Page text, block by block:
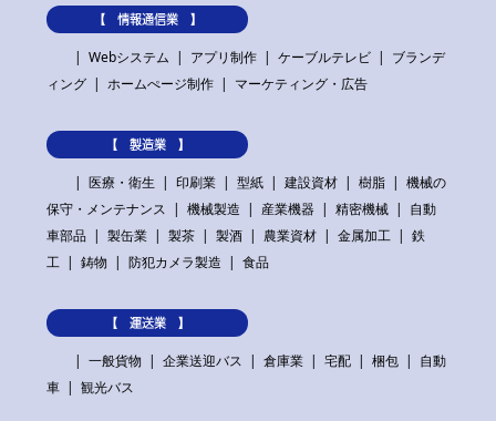
【 情報通信業 】
Webシステム
アプリ制作 ケーブルテレビ
ブランデ
ィング
ホームぺージ制作 マーケティング・広告
【 製造業 】
医療・衛生
印刷業 型紙 建設資材 樹脂
機械の
保守・メンテナンス
機械製造 産業機器 精密機械
自動
車部品
製缶業 製茶 製酒 農業資材 金属加工
鉄
工
鋳物 防犯カメラ製造 食品
【 運送業 】
一般貨物
企業送迎バス 倉庫業 宅配 梱包
自動
車
観光バス